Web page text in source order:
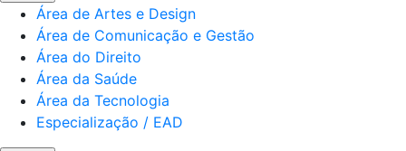
Área de Artes e Design
Área de Comunicação e Gestão
Área do Direito
Área da Saúde
Área da Tecnologia
Especialização / EAD